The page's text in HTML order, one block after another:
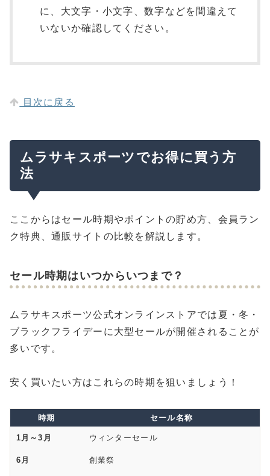
に、大文字・小文字、数字などを間違えて
いないか確認してください。
目次に戻る
ムラサキスポーツでお得に買う方
法
ここからはセール時期やポイントの貯め方、会員ラン
ク特典、通販サイトの比較を解説します。
セール時期はいつからいつまで？
ムラサキスポーツ公式オンラインストアでは夏・冬・
ブラックフライデーに大型セールが開催されることが
多いです。
安く買いたい方はこれらの時期を狙いましょう！
時期 セール名称
1月～3月 ウィンターセール
6月 創業祭